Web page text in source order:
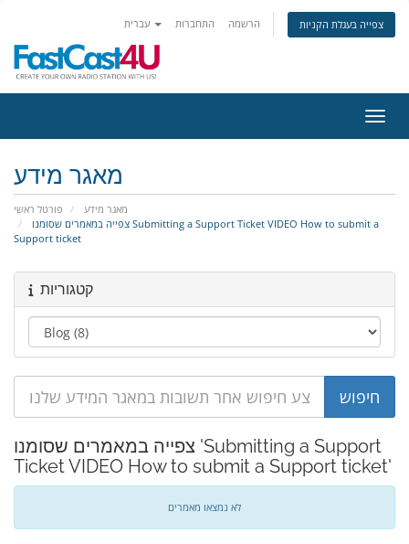
התחברות הרשמה צפייה בעגלת הקניות
מאגר מידע
פורטל ראשי
מאגר מידע
Support ticket
קטגוריות
צפייה במאמרים שסומנו 'Submitting a Support
Ticket VIDEO How to submit a Support ticket'
לא נמצאו מאמרים